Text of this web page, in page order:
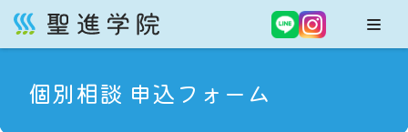
コ
テ個別相談 申込フォーム